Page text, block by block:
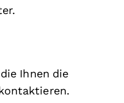
Ihnen die